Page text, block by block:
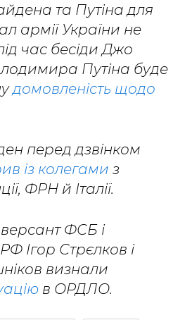
та Путіна для
армії України не
час бесіди Джо
Путіна буде
домовленість щодо
перед дзвінком
із колегами з
ФРН й Італії.
ФСБ і
Ігор Стрєлков і
визнали
в ОРДЛО.